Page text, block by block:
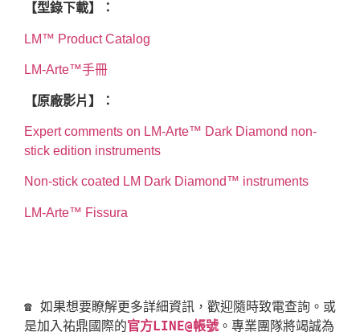
【型錄下載】：
LM™ Product Catalog
LM-Arte™手冊
【原廠影片】：
Expert comments on LM-Arte™ Dark Diamond non-
stick edition instruments
Non-stick coated LM Dark Diamond™ instruments
LM-Arte™ Fissura
☎ 如果想要瞭解更多詳細資訊，歡迎隨時致電查詢。或
是加入祐鼎國際的官方LINE@帳號 。專業團隊將竭誠為